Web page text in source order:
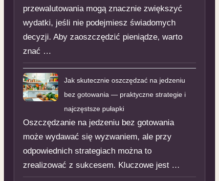
przewalutowania mogą znacznie zwiększyć
wydatki, jeśli nie podejmiesz świadomych
decyzji. Aby zaoszczędzić pieniądze, warto
znać …
Jak skutecznie oszczędzać na jedzeniu
bez gotowania — praktyczne strategie i
najczęstsze pułapki
Oszczędzanie na jedzeniu bez gotowania
może wydawać się wyzwaniem, ale przy
odpowiednich strategiach można to
zrealizować z sukcesem. Kluczowe jest …